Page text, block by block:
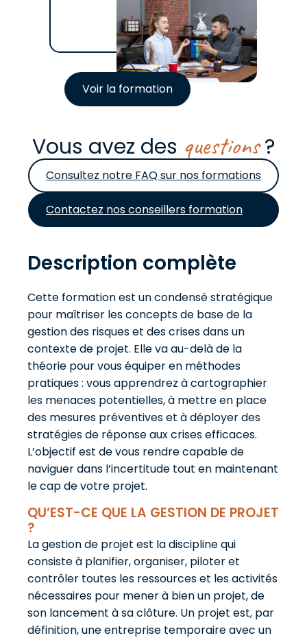
Voir la formation
Vous avez des questions?
Consultez notre FAQ sur nos formations
Contactez nos conseillers formation
Description complète
Cette formation est un condensé stratégique
pour maîtriser les concepts de base de la
gestion des risques et des crises dans un
contexte de projet. Elle va au-delà de la
théorie pour vous équiper en méthodes
pratiques : vous apprendrez à cartographier
les menaces potentielles, à mettre en place
des mesures préventives et à déployer des
stratégies de réponse aux crises efficaces.
L’objectif est de vous rendre capable de
naviguer dans l’incertitude tout en maintenant
le cap de votre projet.
QU’EST-CE QUE LA GESTION DE PROJET
?
La gestion de projet est la discipline qui
consiste à planifier, organiser, piloter et
contrôler toutes les ressources et les activités
nécessaires pour mener à bien un projet, de
son lancement à sa clôture. Un projet est, par
définition, une entreprise temporaire avec un